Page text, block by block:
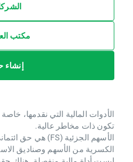
مكتب
تكون ذات مخاطر عالية.
الكسرية من الأسهم وصناديق